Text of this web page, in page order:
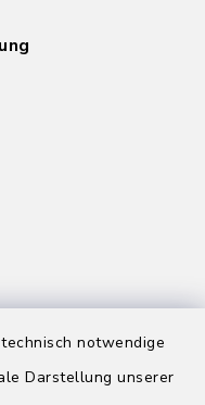
notwendige
Darstellung unserer